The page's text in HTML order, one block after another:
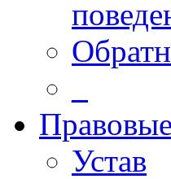
Устав